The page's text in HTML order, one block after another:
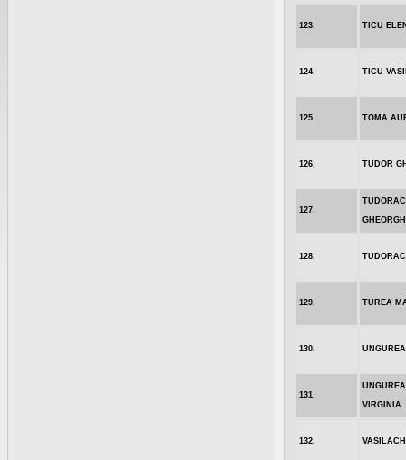
123. TICU
124. TICU
125. TOMA
126. TUDOR
127.
128.
129. TUREA
130.
131.
VIRGINIA
132.